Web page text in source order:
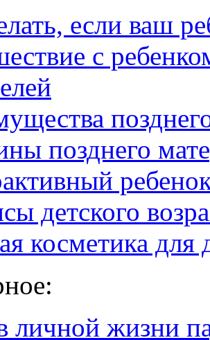
если ваш
с
позднего
детского
косметика для
личной жизни